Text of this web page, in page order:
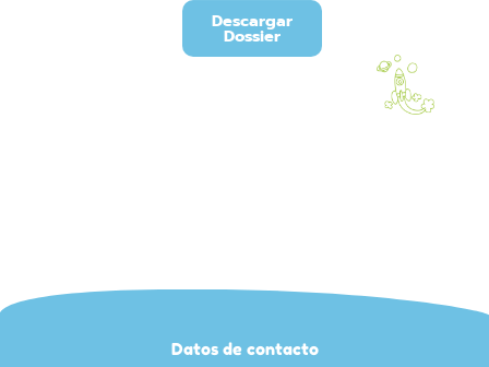
Descargar
Dossier
Datos de contacto